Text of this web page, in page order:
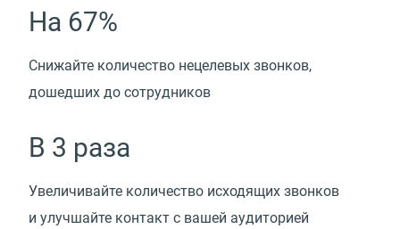
На 67%
Снижайте количество нецелевых звонков,
дошедших до сотрудников
В 3 раза
Увеличивайте количество исходящих звонков
и улучшайте контакт с вашей аудиторией